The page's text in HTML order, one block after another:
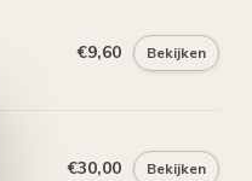
€9,60 Bekijken
€30,00 Bekijken